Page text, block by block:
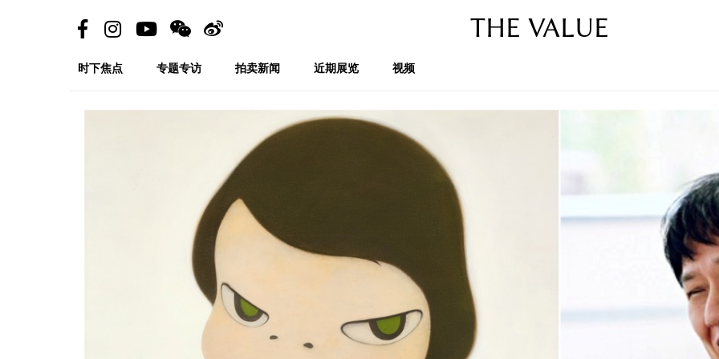
THE VALUE
时下焦点 专题专访 拍卖新闻 近期展览 视频